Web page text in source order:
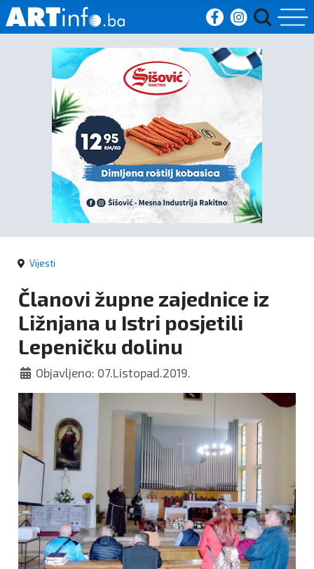
Početna
Vijesti
Sport
Kultura
Crna
kronika
Politika
Zanimljivosti
Vijesti
Članovi župne zajednice iz
Ližnjana u Istri posjetili
Lepeničku dolinu
Objavljeno: 07.Listopad.2019.